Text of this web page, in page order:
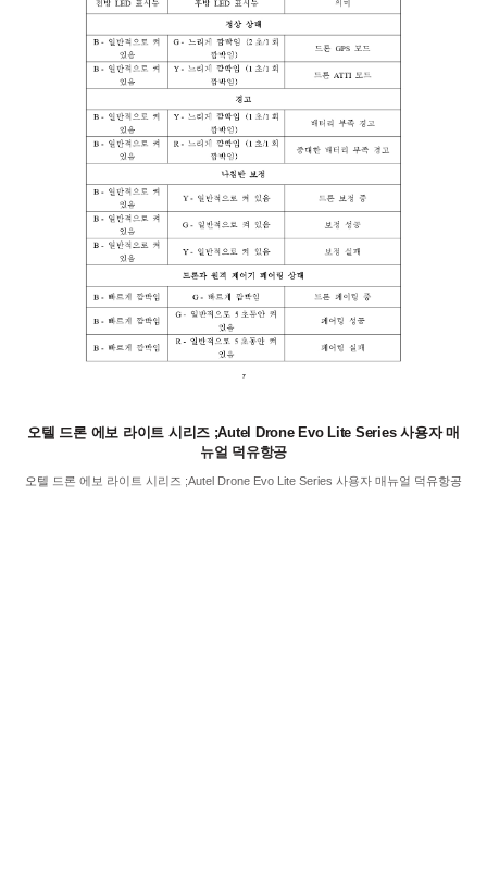
오텔 드론 에보 라이트 시리즈 ;Autel Drone Evo Lite Series 사용자 매
뉴얼 덕유항공
오텔 드론 에보 라이트 시리즈 ;Autel Drone Evo Lite Series 사용자 매뉴얼 덕유항공